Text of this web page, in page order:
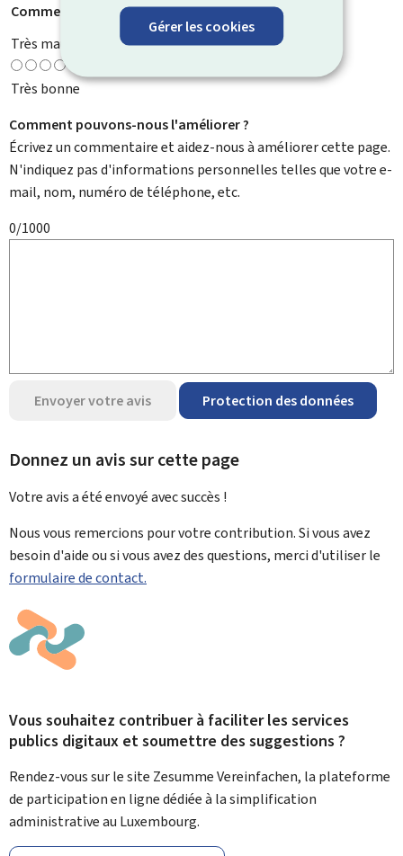
Gérer les cookies
Comment évaluez-vous cette page ? *
Très mauvaise
Très bonne
Comment pouvons-nous l'améliorer ?
Écrivez un commentaire et aidez-nous à améliorer cette page.
N'indiquez pas d'informations personnelles telles que votre e-
mail, nom, numéro de téléphone, etc.
0/1000
Envoyer votre avis Protection des données
Donnez un avis sur cette page
Votre avis a été envoyé avecsuccès !
Nous vous remercions pour votre contribution. Si vous avez
besoin d'aide ou si vous avez des questions, merci d'utiliser le
formulaire de contact.
Vous souhaitez contribuer à faciliter les services
publics digitaux et soumettre des suggestions ?
Rendez-vous sur le site Zesumme Vereinfachen, la plateforme
de participation en ligne dédiée à la simplification
administrative au Luxembourg.